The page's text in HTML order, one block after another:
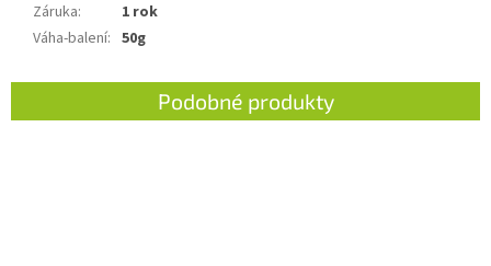
Záruka:
1 rok
Váha-balení: 50g